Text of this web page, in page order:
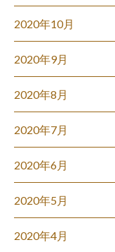
2020年10月
2020年9月
2020年8月
2020年7月
2020年6月
2020年5月
2020年4月